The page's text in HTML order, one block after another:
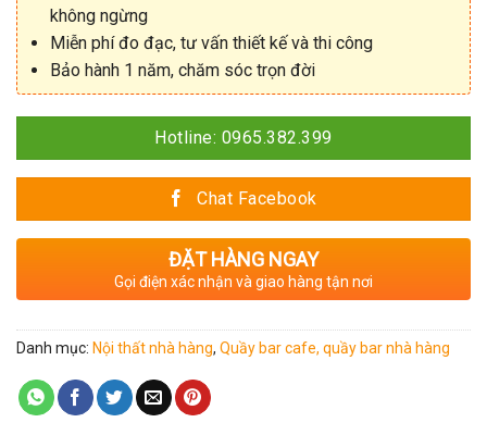
không ngừng
Miễn phí đo đạc, tư vấn thiết kế và thi công
Bảo hành 1 năm, chăm sóc trọn đời
Hotline: 0965.382.399
Chat Facebook
ĐẶT HÀNG NGAY
Gọi điện xác nhận và giao hàng tận nơi
Danh mục: Nội thất nhà hàng, Quầy bar cafe, quầy bar nhà hàng